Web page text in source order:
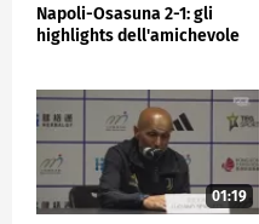
Napoli-Osasuna 2-1: gli
highlights dell'amichevole
01:19